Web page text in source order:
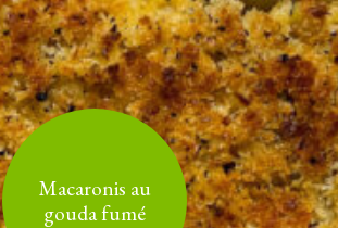
Macaronis au
gouda fumé